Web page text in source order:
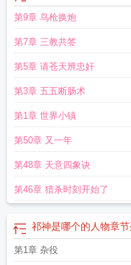
第9章 鸟枪换炮
第7章 三教共签
第5章 请苍天辨忠奸
第3章 五五断肠术
第1章 世界小镇
第50章 又一年
第48章 天意四象诀
第46章 猎杀时刻开始了
祁神是哪个的人物章
第1章 杂役